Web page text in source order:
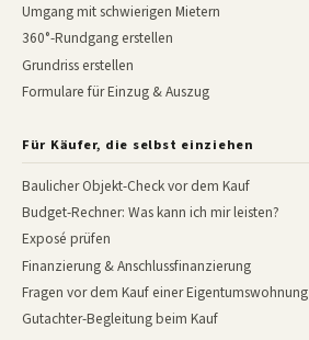
Umgang mit schwierigen Mietern
360°-Rundgang erstellen
Grundriss erstellen
Formulare für Einzug & Auszug
Für Käufer, die selbst einziehen
Baulicher Objekt-Check vor dem Kauf
Budget-Rechner: Was kann ich mir leisten?
Exposé prüfen
Finanzierung & Anschlussfinanzierung
Fragen vor dem Kauf einer Eigentumswohnung
Gutachter-Begleitung beim Kauf